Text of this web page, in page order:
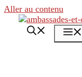
Aller au contenu